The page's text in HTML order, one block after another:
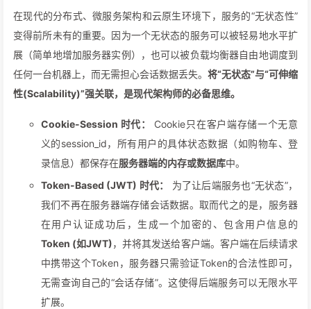
在现代的分布式、微服务架构和云原生环境下，服务的“无状态性”
变得前所未有的重要。因为一个无状态的服务可以被轻易地水平扩
展（简单地增加服务器实例），也可以被负载均衡器自由地调度到
任何一台机器上，而无需担心会话数据丢失。 将“无状态”与“可伸缩
性(Scalability)”强关联，是现代架构师的必备思维。
Cookie-Session 时代：
Cookie只在客户端存储一个无意
义的session_id，所有用户的具体状态数据（如购物车、登
录信息）都保存在服务器端的内存或数据库中。
Token-Based (JWT) 时代：
为了让后端服务也“无状态”，
我们不再在服务器端存储会话数据。取而代之的是，服务器
在用户认证成功后，生成一个加密的、包含用户信息的
Token (如JWT)，并将其发送给客户端。客户端在后续请求
中携带这个Token，服务器只需验证Token的合法性即可，
无需查询自己的“会话存储”。这使得后端服务可以无限水平
扩展。